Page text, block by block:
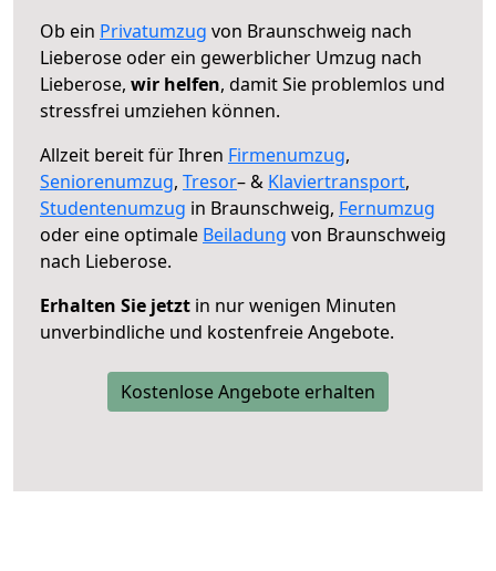
Ob ein Privatumzug von Braunschweig nach
Lieberose oder ein gewerblicher Umzug nach
Lieberose, wir helfen, damit Sie problemlos und
stressfrei umziehen können.
Allzeit bereit für Ihren Firmenumzug,
Seniorenumzug, Tresor– & Klaviertransport,
Studentenumzug in Braunschweig, Fernumzug
oder eine optimale Beiladung von Braunschweig
nach Lieberose.
Erhalten Sie jetzt in nur wenigen Minuten
unverbindliche und kostenfreie Angebote.
Kostenlose Angebote erhalten